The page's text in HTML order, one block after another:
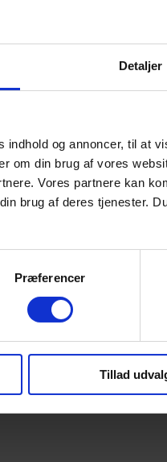
Detaljer
og annoncer, til at
om din brug af vores
Vores partnere kan
brug af deres tjenester.
Præferencer
Tillad